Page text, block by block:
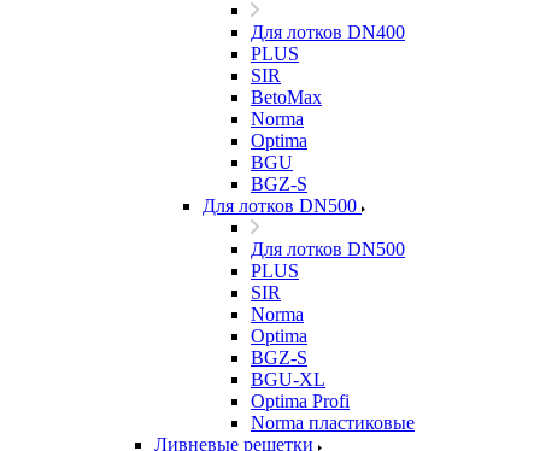
Для лотков DN400
PLUS
SIR
BetoMax
Norma
Optima
BGU
BGZ-S
Для лотков DN500
Для лотков DN500
PLUS
SIR
Norma
Optima
BGZ-S
BGU-XL
Optima Profi
Norma пластиковые
Ливневые решетки